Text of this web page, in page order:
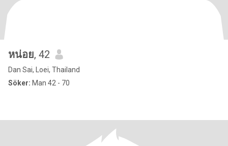
หน่อย, 42
Dan Sai, Loei, Thailand
Söker: Man 42 - 70